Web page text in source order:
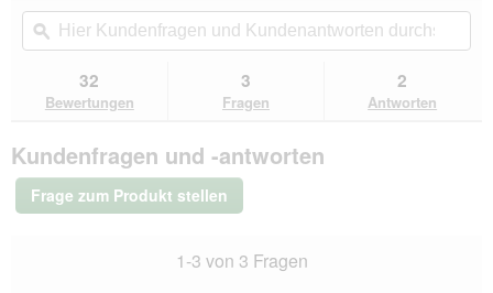
5
lesen
Lucky
Trockenfutter
Katze,
Geflügel
Aktion
navigierst
du
Hier
Kundenfragen
und
Kundenantworten
durchsuchen
ϙ
32
Bewertungen
3
Fragen
2
Antworten
Kundenfragen und -antworten
Frage zum Produkt stellen
1-3 von 3 Fragen